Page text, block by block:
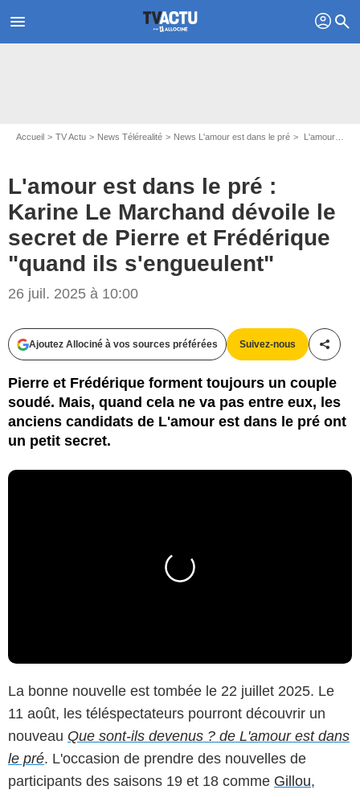
menu profil search
Accueil TV Actu News Télérealité News L'amour est dans le pré L'amour est dans le pré : Karine Le Marchand dévoile le secret de Pierre et Frédérique "quand ils s'engueulent"
L'amour est dans le pré :
Karine Le Marchand dévoile le
secret de Pierre et Frédérique
"quand ils s'engueulent"
26 juil. 2025 à 10:00
Ajoutez Allociné à vos sources préférées Suivez-nous
Pierre et Frédérique forment toujours un couple
soudé. Mais, quand cela ne va pas entre eux, les
anciens candidats de L'amour est dans le pré ont
un petit secret.
La bonne nouvelle est tombée le 22 juillet 2025. Le
11 août, les téléspectateurs pourront découvrir un
nouveau Que sont-ils devenus ? de L'amour est dans
le pré. L'occasion de prendre des nouvelles de
participants des saisons 19 et 18 comme Gillou,